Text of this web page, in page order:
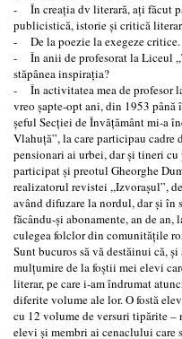
- În creaţia dv literară, aţi făcut
publicistică, istorie şi critică
- De la poezie la exegeze critice.
- În anii de profesorat la Liceul
stăpânea inspiraţia?
- În activitatea mea de profesor
vreo şapte-opt ani, din 1953 până
şeful Secţiei de Învăţământ mi-a
Vlahuţă”, la care participau
pensionari ai urbei, dar şi tineri
participat şi preotul Gheorghe
realizatorul revistei ,,Izvoraşul”,
având difuzare la nordul, dar şi
făcându-şi abonamente, an de an,
culegea folclor din comunităţile
Sunt bucuros să vă destăinui că,
mulţumire de la foştii mei elevi
literar, pe care i-am îndrumat
diferite volume ale lor. O fostă
cu 12 volume de versuri tipărite –
elevi şi membri ai cenaclului care